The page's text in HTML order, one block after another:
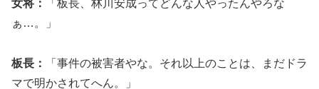
女将：
「板長、林川安成ってどんな人やったんやろな
ぁ…。」
板長：
「事件の被害者やな。それ以上のことは、まだドラ
マで明かされてへん。」